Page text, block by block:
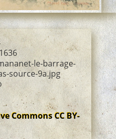
le-barrage-
source-9a.jpg
Commons CC BY-